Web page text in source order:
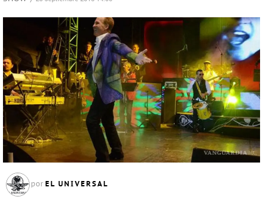
por EL UNIVERSAL